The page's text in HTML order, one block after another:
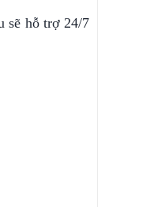
sẽ hỗ trợ 24/7